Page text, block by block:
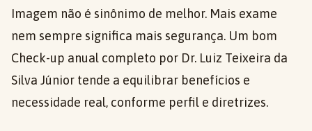
Imagem não é sinônimo de melhor. Mais exame
nem sempre significa mais segurança. Um bom
Check-up anual completo por Dr. Luiz Teixeira da
Silva Júnior tende a equilibrar benefícios e
necessidade real, conforme perfil e diretrizes.